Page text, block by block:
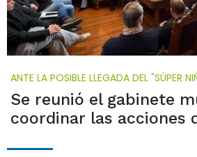
ANTE LA POSIBLE LLEGADA DEL "SÚPER
Se reunió el gabinete
coordinar las acciones